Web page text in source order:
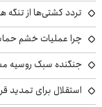
تردد کشتی‌ها از تنگه
چرا عملیات خشم
جنگنده سبک روسیه
استقلال برای تمدید